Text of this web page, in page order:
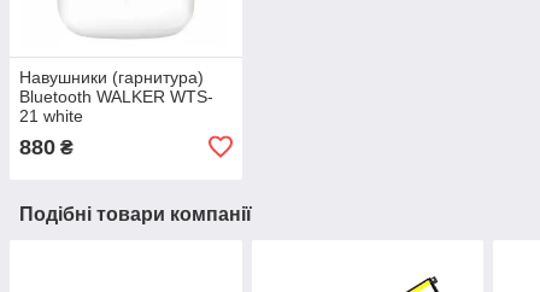
Навушники (гарнитура)
Bluetooth WALKER WTS-
21 white
880 ₴
Подібні товари компанії